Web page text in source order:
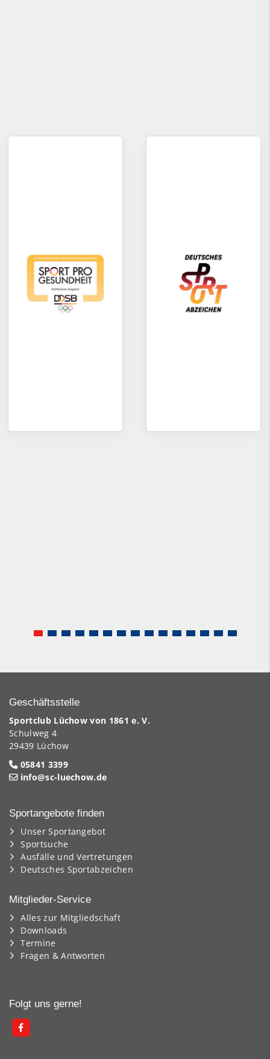
Geschäftsstelle
Sportclub Lüchow von 1861 e. V.
Schulweg 4
29439 Lüchow
05841 3399
info@sc-luechow.de
Sportangebote finden
Unser Sportangebot
Sportsuche
Ausfälle und Vertretungen
Deutsches Sportabzeichen
Mitglieder-Service
Alles zur Mitgliedschaft
Downloads
Termine
Fragen & Antworten
Folgt uns gerne!